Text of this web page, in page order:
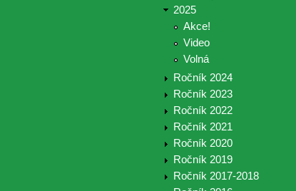
2025
Akce!
Video
Volná
Ročník 2024
Ročník 2023
Ročník 2022
Ročník 2021
Ročník 2020
Ročník 2019
Ročník 2017-2018